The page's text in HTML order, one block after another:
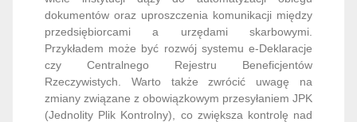
dokumentów oraz uproszczenia komunikacji między
przedsiębiorcami a urzędami skarbowymi.
Przykładem może być rozwój systemu e-Deklaracje
czy Centralnego Rejestru Beneficjentów
Rzeczywistych. Warto także zwrócić uwagę na
zmiany związane z obowiązkowym przesyłaniem JPK
(Jednolity Plik Kontrolny), co zwiększa kontrolę nad